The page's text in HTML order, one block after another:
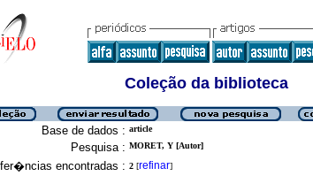
Coleção da biblioteca
Base de dados : article
Pesquisa : MORET, Y [Autor]
encontradas : 2 [refinar]